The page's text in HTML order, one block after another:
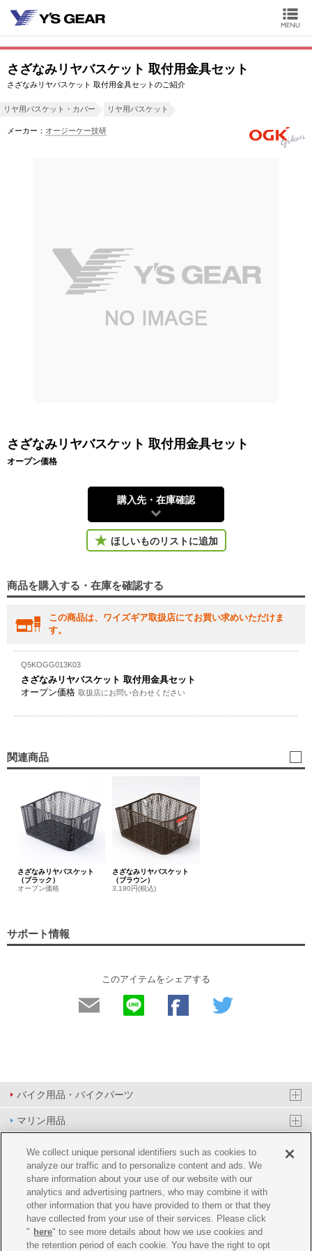
さざなみリヤバスケット 取付用金具セット
さざなみリヤバスケット 取付用金具セットのご紹介
リヤ用バスケット・カバー リヤ用バスケット
メーカー： オージーケー技研
さざなみリヤバスケット 取付用金具セット
オープン価格
購入先・在庫確認
ほしいものリストに追加
商品を購入する・在庫を確認する
この商品は、ワイズギア取扱店にてお買い求めいただけま
す。
Q5KOGG013K03
さざなみリヤバスケット 取付用金具セット
オープン価格 取扱店にお問い合わせください
関連商品
さざなみリヤバスケット
（ブラック）
オープン価格
さざなみリヤバスケット
（ブラウン）
3,190円(税込)
サポート情報
このアイテムをシェアする
バイク用品・バイクパーツ
マリン用品
PAS/YPJ用品
その他用品
イベント&エンターテイメント
オンラインショップ
We collect unique personal identifiers such as cookies to
analyze our traffic and to personalize content and ads. We
share information about your use of our website with our
analytics and advertising partners, who may combine it with
other information that you have provided to them or that they
have collected from your use of their services. Please click
" here" to see more details about how we use cookies and
the retention period of each cookie. You have the right to opt